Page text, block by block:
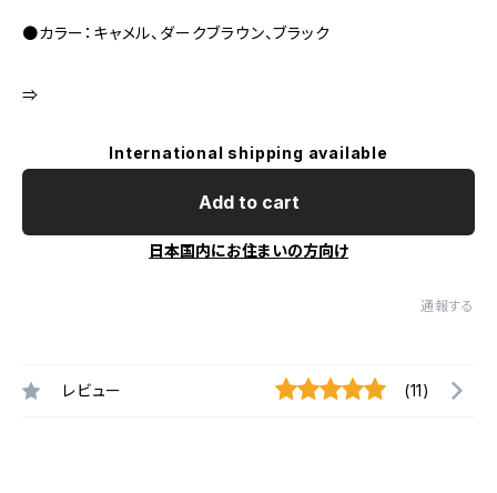
●カラー：キャメル、ダークブラウン、ブラック
⇒
International shipping available
Add to cart
日本国内にお住まいの方向け
通報する
レビュー (11)